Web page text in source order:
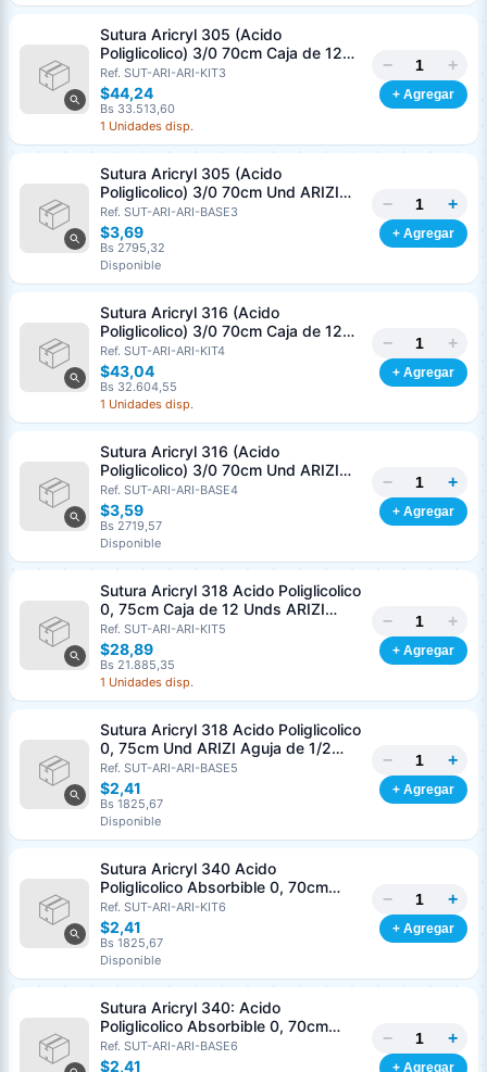
Sutura Aricryl 305 (Acido
Poliglicolico) 3/0 70cm Caja de 12
Unds ARIZI Aguja de 1/2 Circulo
Punta Conica 17mm
Ref. SUT-ARI-ARI-KIT3
$44,24
Bs 33.513,60
1 Unidades disp.
− +
+ Agregar
Sutura Aricryl 305 (Acido
Poliglicolico) 3/0 70cm Und ARIZI
Aguja de 1/2 Circulo Punta Conica
17mm
Ref. SUT-ARI-ARI-BASE3
$3,69
Bs 2795,32
Disponible
− +
+ Agregar
Sutura Aricryl 316 (Acido
Poliglicolico) 3/0 70cm Caja de 12
Unds ARIZI Aguja de 1/2 Circulo
Punta Conica 26mm
Ref. SUT-ARI-ARI-KIT4
$43,04
Bs 32.604,55
1 Unidades disp.
− +
+ Agregar
Sutura Aricryl 316 (Acido
Poliglicolico) 3/0 70cm Und ARIZI
Aguja de 1/2 Circulo Punta Conica
26mm
Ref. SUT-ARI-ARI-BASE4
$3,59
Bs 2719,57
Disponible
− +
+ Agregar
Sutura Aricryl 318 Acido Poliglicolico
0, 75cm Caja de 12 Unds ARIZI
Aguja de 1/2 Punta Cónica 26mm
Ref. SUT-ARI-ARI-KIT5
$28,89
Bs 21.885,35
1 Unidades disp.
− +
+ Agregar
Sutura Aricryl 318 Acido Poliglicolico
0, 75cm Und ARIZI Aguja de 1/2
Punta Cónica 26mm
Ref. SUT-ARI-ARI-BASE5
$2,41
Bs 1825,67
Disponible
− +
+ Agregar
Sutura Aricryl 340 Acido
Poliglicolico Absorbible 0, 70cm
Caja de 12 Unds ARIZI Aguja de 1/2
Punta Cónica 36mm
Ref. SUT-ARI-ARI-KIT6
$2,41
Bs 1825,67
Disponible
− +
+ Agregar
Sutura Aricryl 340: Acido
Poliglicolico Absorbible 0, 70cm
Und ARIZI Aguja de 1/2 Punta
Cónica 36mm
Ref. SUT-ARI-ARI-BASE6
$2,41
− +
+ Agregar
Generar cotización
Completá los datos para emitir el PDF
Nombre o razón social
Cédula o RIF*
Teléfono (opcional)
Email (opcional)
Clave